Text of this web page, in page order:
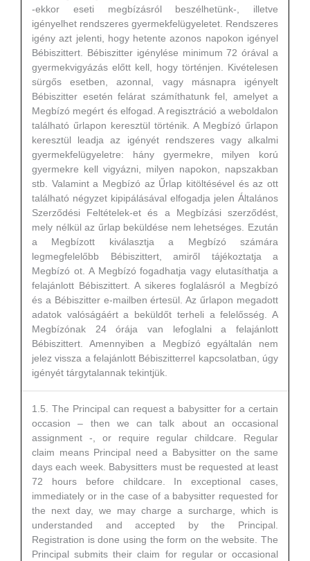
-ekkor eseti megbízásról beszélhetünk-, illetve
igényelhet rendszeres gyermekfelügyeletet. Rendszeres
igény azt jelenti, hogy hetente azonos napokon igényel
Bébiszittert. Bébiszitter igénylése minimum 72 órával a
gyermekvigyázás előtt kell, hogy történjen. Kivételesen
sürgős esetben, azonnal, vagy másnapra igényelt
Bébiszitter esetén felárat számíthatunk fel, amelyet a
Megbízó megért és elfogad. A regisztráció a weboldalon
található űrlapon keresztül történik. A Megbízó űrlapon
keresztül leadja az igényét rendszeres vagy alkalmi
gyermekfelügyeletre: hány gyermekre, milyen korú
gyermekre kell vigyázni, milyen napokon, napszakban
stb. Valamint a Megbízó az Űrlap kitöltésével és az ott
található négyzet kipipálásával elfogadja jelen Általános
Szerződési Feltételek-et és a Megbízási szerződést,
mely nélkül az űrlap beküldése nem lehetséges. Ezután
a Megbízott kiválasztja a Megbízó számára
legmegfelelőbb Bébiszittert, amiről tájékoztatja a
Megbízó ot. A Megbízó fogadhatja vagy elutasíthatja a
felajánlott Bébiszittert. A sikeres foglalásról a Megbízó
és a Bébiszitter e-mailben értesül. Az űrlapon megadott
adatok valóságáért a beküldőt terheli a felelősség. A
Megbízónak 24 órája van lefoglalni a felajánlott
Bébiszittert. Amennyiben a Megbízó egyáltalán nem
jelez vissza a felajánlott Bébiszitterrel kapcsolatban, úgy
igényét tárgytalannak tekintjük.
1.5. The Principal can request a babysitter for a certain
occasion – then we can talk about an occasional
assignment -, or require regular childcare. Regular
claim means Principal need a Babysitter on the same
days each week. Babysitters must be requested at least
72 hours before childcare. In exceptional cases,
immediately or in the case of a babysitter requested for
the next day, we may charge a surcharge, which is
understanded and accepted by the Principal.
Registration is done using the form on the website. The
Principal submits their claim for regular or occasional